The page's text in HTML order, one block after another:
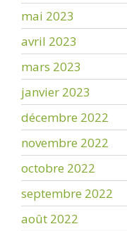
mai 2023
avril 2023
mars 2023
janvier 2023
décembre 2022
novembre 2022
octobre 2022
septembre 2022
août 2022